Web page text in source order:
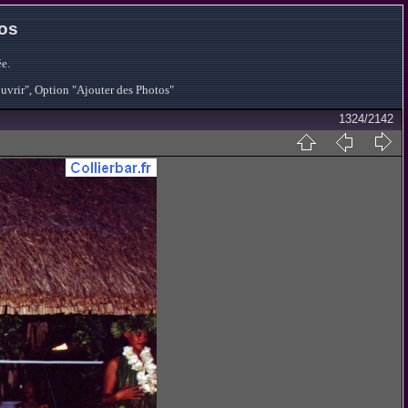
Option "Ajouter des Photos"
1324/2142